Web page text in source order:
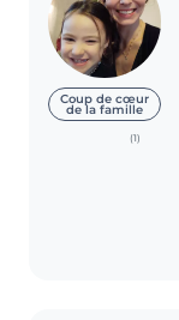
Coup de cœur
de la famille
(1)